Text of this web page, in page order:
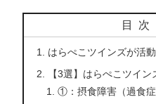
目次
はらぺこツインズが活
【3選】はらぺこツイ
①：摂食障害（過食症